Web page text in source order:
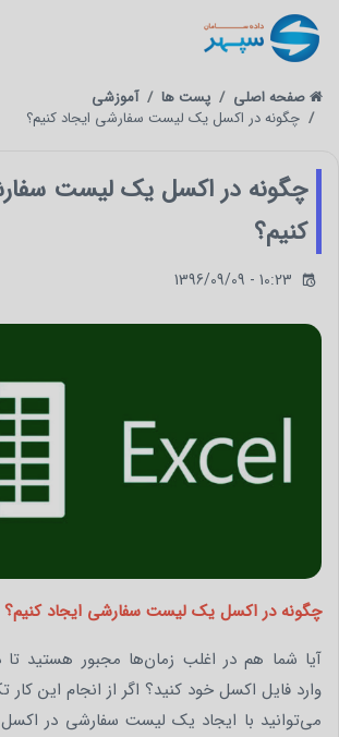
صفحه اصلی پست ها
آموزشی
چگونه در اکسل یک لیست سفارشی ایجاد کنیم؟
چگونه در اکسل یک لیست
کنیم؟
1396/09/09 - 10:23
چگونه در اکسل یک لیست سفارشی ایجاد کنیم؟
آیا شما هم در اغلب زمان‌ها مجبور هستید تا
وارد فایل اکسل خود کنید؟ اگر از انجام این
می‌توانید با ایجاد یک لیست سفارشی در اکسل